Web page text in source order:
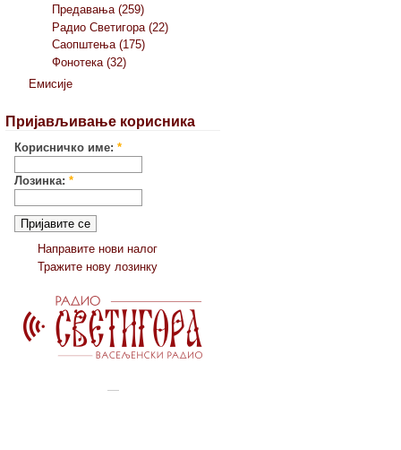
Предавања (259)
Радио Светигора (22)
Саопштења (175)
Фонотека (32)
Емисије
Пријављивање корисника
Корисничко име: *
Лозинка: *
Направите нови налог
Тражите нову лозинку